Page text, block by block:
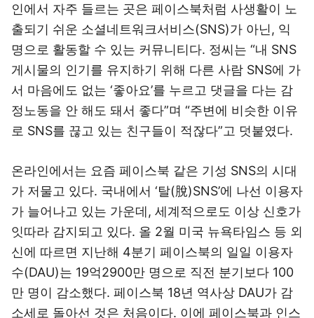
인에서 자주 들르는 곳은 페이스북처럼 사생활이 노
출되기 쉬운 소셜네트워크서비스(SNS)가 아닌, 익
명으로 활동할 수 있는 커뮤니티다. 정씨는 “내 SNS
게시물의 인기를 유지하기 위해 다른 사람 SNS에 가
서 마음에도 없는 ‘좋아요’를 누르고 댓글을 다는 감
정노동을 안 해도 돼서 좋다”며 “주변에 비슷한 이유
로 SNS를 끊고 있는 친구들이 적잖다”고 덧붙였다.
온라인에서는 요즘 페이스북 같은 기성 SNS의 시대
가 저물고 있다. 국내에서 ‘탈(脫)SNS’에 나선 이용자
가 늘어나고 있는 가운데, 세계적으로도 이상 신호가
잇따라 감지되고 있다. 올 2월 미국 뉴욕타임스 등 외
신에 따르면 지난해 4분기 페이스북의 일일 이용자
수(DAU)는 19억2900만 명으로 직전 분기보다 100
만 명이 감소했다. 페이스북 18년 역사상 DAU가 감
소세로 돌아선 것은 처음이다. 이에 페이스북과 인스